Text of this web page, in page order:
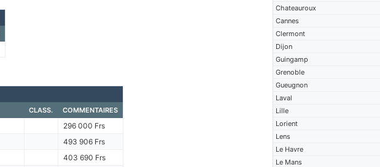
Chateauroux
Cannes
Clermont
Dijon
Guingamp
Grenoble
Gueugnon
Laval
Lille
Lorient
Lens
Le Havre
Le Mans
CLASS. COMMENTAIRES
296 000 Frs
493 906 Frs
403 690 Frs